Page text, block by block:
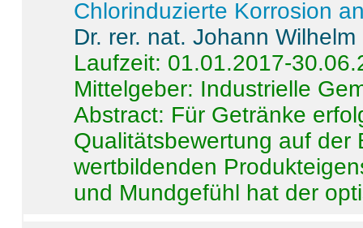
Chlorinduzierte Korrosion
Dr. rer. nat. Johann
Laufzeit: 01.01.2017-
Mittelgeber: Industrielle
Abstract: Für Getränke
Qualitätsbewertung auf der
wertbildenden
und Mundgefühl hat der